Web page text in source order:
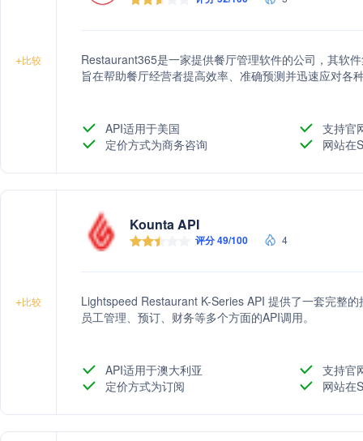
+比较
Restaurant365是一家提供餐厅管理软件的公司，其软
旨在帮助餐厅经营者提高效率、准确预测并迅速应对各
API适用于美国
支持官
定价方式为商务咨询
网站在
+比较
Kounta API
评分 49/100 4
Lightspeed Restaurant K-Series API 提供了一套完整
员工管理、预订、财务等多个方面的API调用。
API适用于澳大利亚
支持官
定价方式为订阅
网站在